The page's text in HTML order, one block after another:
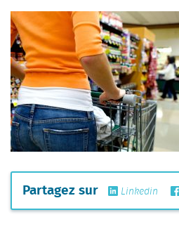
Partagez sur Linkedin